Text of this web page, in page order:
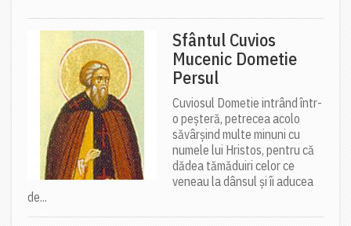
Sfântul Cuvios
Mucenic Dometie
Persul
Cuviosul Dometie intrând într-
o peșteră, petrecea acolo
săvârșind multe minuni cu
numele lui Hristos, pentru că
dădea tămăduiri celor ce
veneau la dânsul și îi aducea
de...